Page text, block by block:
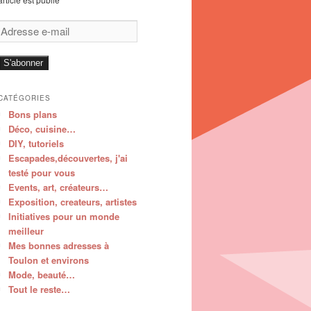
Adresse
S'abonner
Bons plans
Déco, cuisine…
DIY, tutoriels
Escapades,découvertes, j'ai
testé pour vous
Events, art, créateurs…
Exposition, createurs, artistes
Initiatives pour un monde
meilleur
Mes bonnes adresses à
Toulon et environs
Mode, beauté…
Tout le reste…